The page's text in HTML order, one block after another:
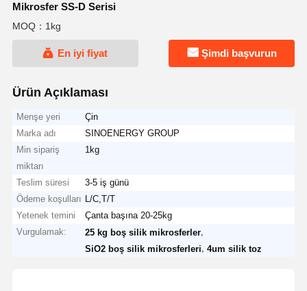
Mikrosfer SS-D Serisi
MOQ：1kg
En iyi fiyat Şimdi başvurun
Ürün Açıklaması
Menşe yeri
Çin
Marka adı
SINOENERGY GROUP
Min sipariş
miktarı
1kg
Teslim süresi
3-5 iş günü
Ödeme koşulları
L/C,T/T
Yetenek temini
Çanta başına 20-25kg
Vurgulamak:
25 kg boş silik mikrosferler
SiO2 boş silik mikrosferleri ,4um silik toz